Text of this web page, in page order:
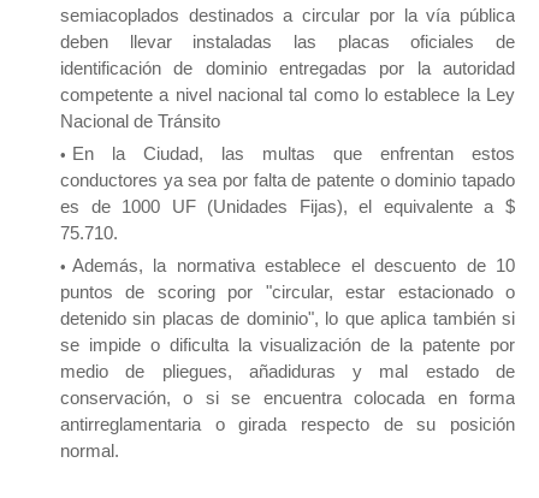
semiacoplados destinados a circular por la vía pública
deben llevar instaladas las placas oficiales de
identificación de dominio entregadas por la autoridad
competente a nivel nacional tal como lo establece la Ley
Nacional de Tránsito
En la Ciudad, las multas que enfrentan estos
conductores ya sea por falta de patente o dominio tapado
es de 1000 UF (Unidades Fijas), el equivalente a $
75.710.
Además, la normativa establece el descuento de 10
puntos de scoring por "circular, estar estacionado o
detenido sin placas de dominio", lo que aplica también si
se impide o dificulta la visualización de la patente por
medio de pliegues, añadiduras y mal estado de
conservación, o si se encuentra colocada en forma
antirreglamentaria o girada respecto de su posición
normal.